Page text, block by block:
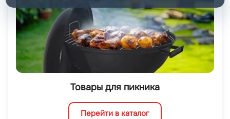
Товары для пикника
Перейти в каталог